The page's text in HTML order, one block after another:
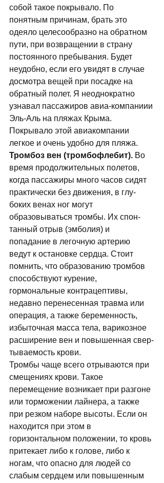
собой такое покрывало. По
понятным причинам, брать это
одеяло целесообразно на обратном
пути, при возвращении в страну
постоянного пребывания. Будет
неудобно, если его увидят в случае
досмотра вещей при посадке на
обратный полет. Я неоднократно
узнавал пассажиров авиа-компаниии
Эль-Аль на пляжах Крыма.
Покрывало этой авиакомпании
легкое и очень удобно для пляжа.
Тромбоз вен (тромбофлебит). Во
время продолжительных полетов,
когда пассажи­ры много часов сидят
практически без движения, в глу­
боких венах ног могут
образовываться тромбы. Их спон­
танный отрыв (эмболия) и
попадание в легочную артерию
ведут к остановке сердца. Стоит
помнить, что образованию тромбов
способ­ствуют курение,
гормональные контрацептивы,
недав­но перенесенная травма или
операция, а также бере­менность,
избыточная масса тела, варикозное
расширение вен и повышенная свер­
тываемость крови.
Тромбы чаще всего отрываются при
смещениях крови. Такое
перемещение возникает при разгоне
или торможении лайнера, а также
при резком наборе высоты. Ес­ли он
находится при этом в
горизонтальном положении, то кровь
притекает либо к голове, либо к
ногам, что опасно для людей со
слабым сердцем или повы­шенным